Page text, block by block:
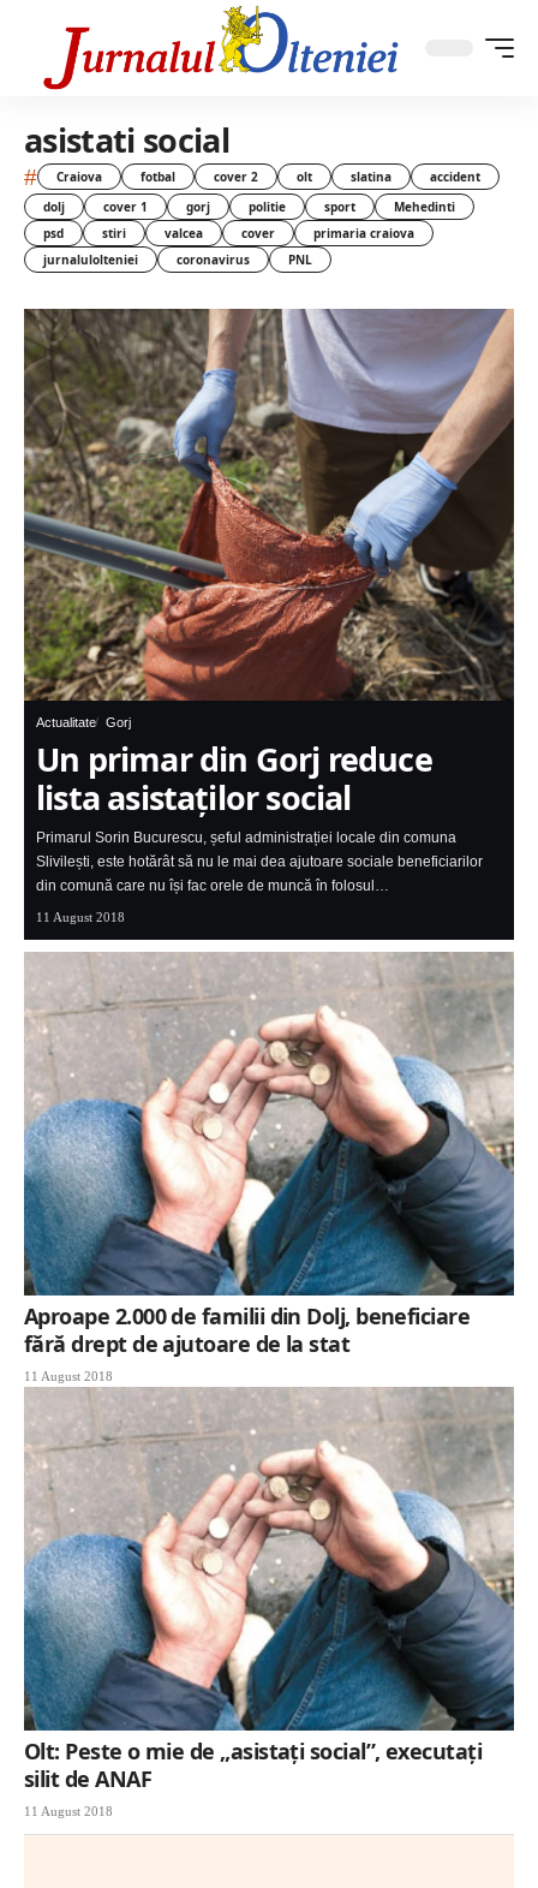
asistati social
# Craiova fotbal cover 2 olt slatina
accident
dolj
cover 1 gorj politie sport
Mehedinti
psd
stiri valcea cover
primaria craiova
jurnalulolteniei
coronavirus PNL
Actualitate Gorj
Un primar din Gorj reduce
lista asistaților social
Primarul Sorin Bucurescu, șeful administrației locale din comuna
Slivilești, este hotărât să nu le mai dea ajutoare sociale beneficiarilor
din comună care nu își fac orele de muncă în folosul…
11 August 2018
Aproape 2.000 de familii din Dolj, beneficiare
fără drept de ajutoare de la stat
11 August 2018
Olt: Peste o mie de „asistați social”, executaţi
silit de ANAF
11 August 2018